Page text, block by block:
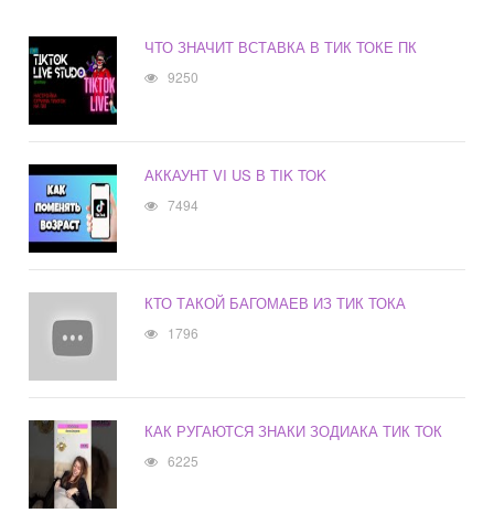
ЧТО ЗНАЧИТ ВСТАВКА В ТИК ТОКЕ ПК
9250
АККАУНТ VI US В TIK TOK
7494
КТО ТАКОЙ БАГОМАЕВ ИЗ ТИК ТОКА
1796
КАК РУГАЮТСЯ ЗНАКИ ЗОДИАКА ТИК ТОК
6225